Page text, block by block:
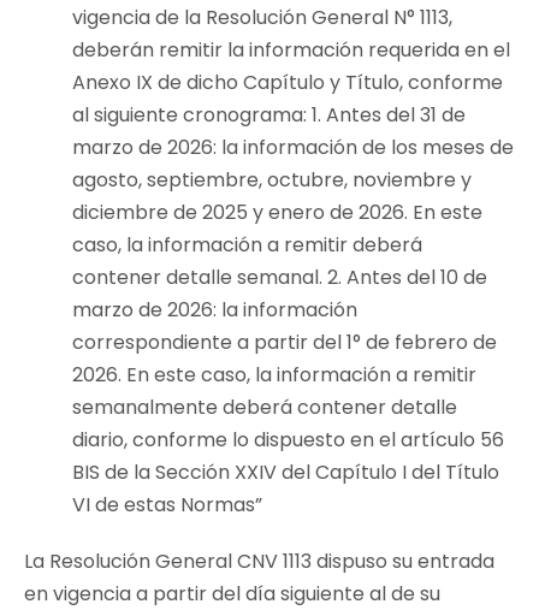
vigencia de la Resolución General N° 1113,
deberán remitir la información requerida en el
Anexo IX de dicho Capítulo y Título, conforme
al siguiente cronograma: 1. Antes del 31 de
marzo de 2026: la información de los meses de
agosto, septiembre, octubre, noviembre y
diciembre de 2025 y enero de 2026. En este
caso, la información a remitir deberá
contener detalle semanal. 2. Antes del 10 de
marzo de 2026: la información
correspondiente a partir del 1° de febrero de
2026. En este caso, la información a remitir
semanalmente deberá contener detalle
diario, conforme lo dispuesto en el artículo 56
BIS de la Sección XXIV del Capítulo I del Título
VI de estas Normas”
La Resolución General CNV 1113 dispuso su entrada
en vigencia a partir del día siguiente al de su